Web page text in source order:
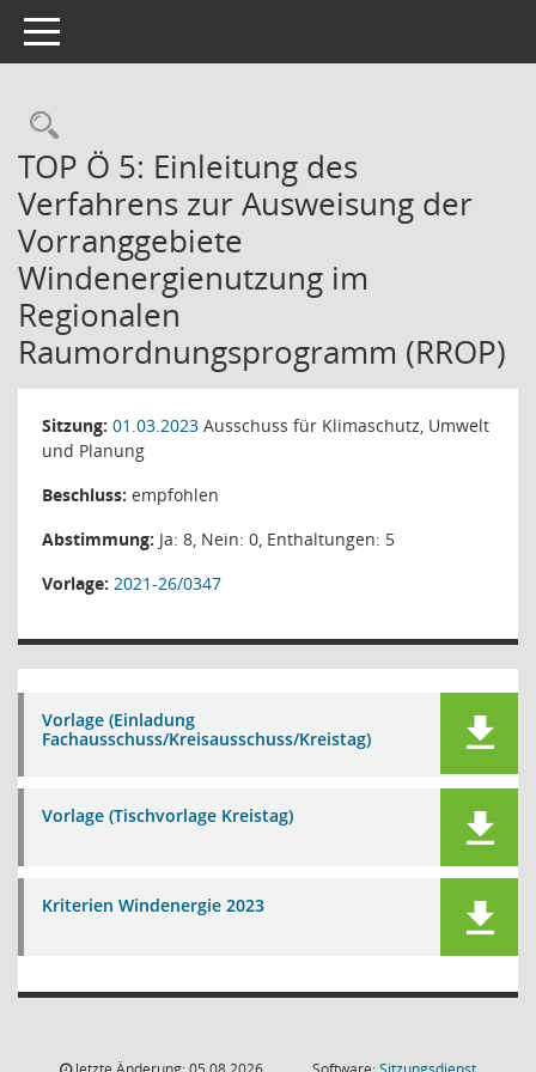
Toggle navigation
Rechercheauswahl
TOP Ö 5: Einleitung des
Verfahrens zur Ausweisung der
Vorranggebiete
Windenergienutzung im
Regionalen
Raumordnungsprogramm (RROP)
Sitzung: 01.03.2023 Ausschuss für Klimaschutz, Umwelt
und Planung
Beschluss: empfohlen
Abstimmung: Ja: 8, Nein: 0, Enthaltungen: 5
Vorlage: 2021-26/0347
Vorlage (Einladung
Fachausschuss/Kreisausschuss/Kreistag)
Vorlage (Tischvorlage Kreistag)
Kriterien Windenergie 2023